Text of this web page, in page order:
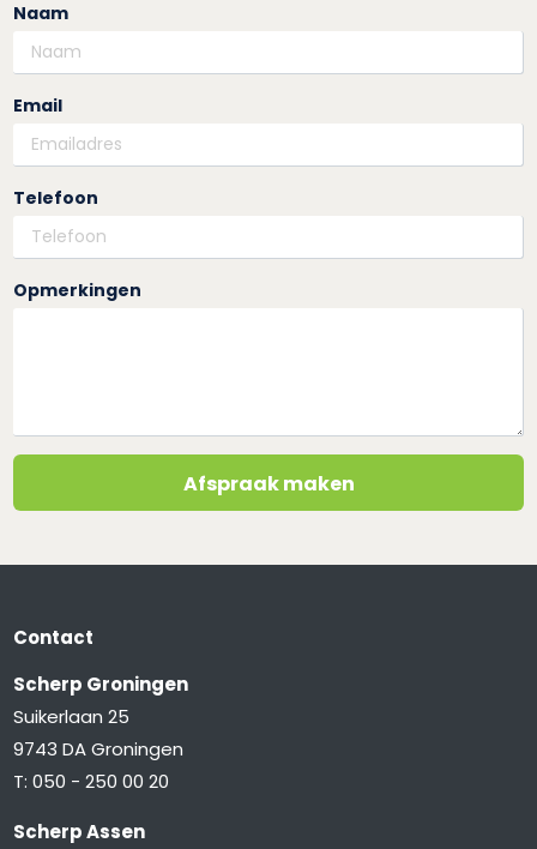
Naam
Email
Telefoon
Opmerkingen
Afspraak maken
Contact
Scherp Groningen
Suikerlaan 25
9743 DA Groningen
T:050 - 250 00 20
Scherp Assen